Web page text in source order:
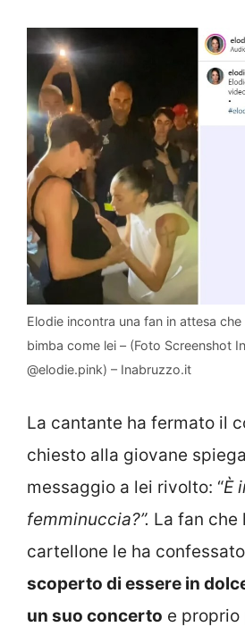
Elodie incontra una fan in attesa che
bimba come lei – (Foto Screenshot
@elodie.pink) – Inabruzzo.it
La cantante ha fermato il
chiesto alla giovane
messaggio a lei rivolto: “È
femminuccia?”. La fan che
cartellone le ha
scoperto di essere in
un suo concerto e proprio